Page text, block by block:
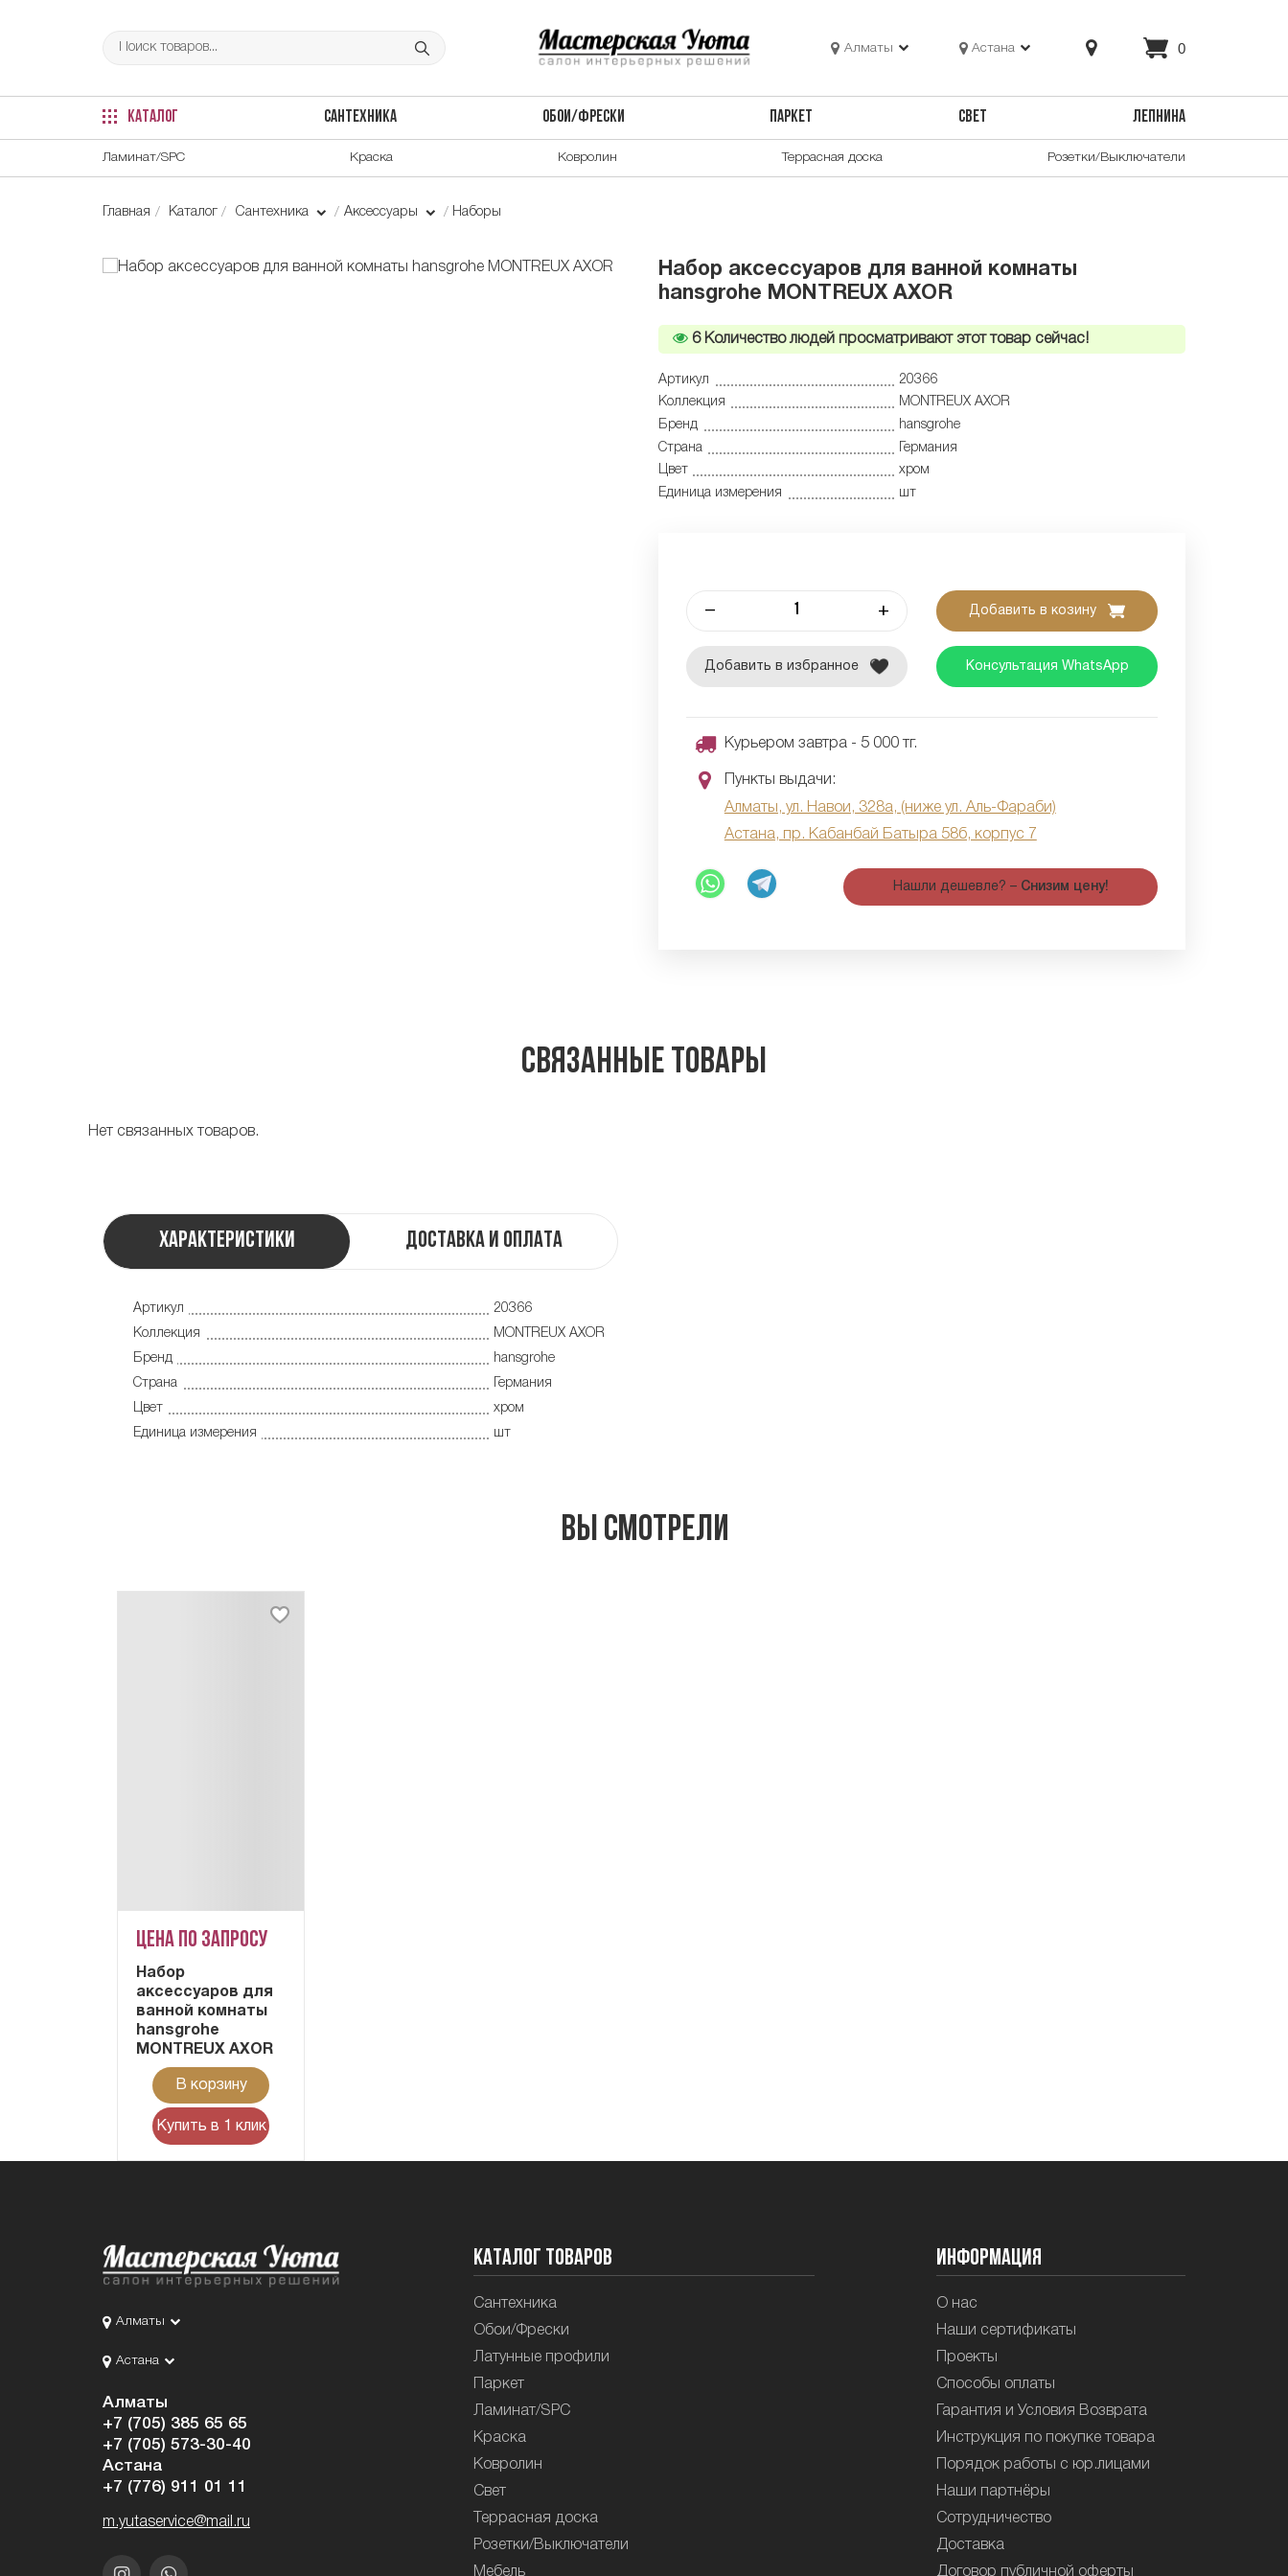
Алматы Астана 0
КАТАЛОГ САНТЕХНИКА ОБОИ/ФРЕСКИ ПАРКЕТ СВЕТ ЛЕПНИНА
Ламинат/SPC Краска Ковролин Террасная доска Розетки/Выключатели
Главная Каталог Сантехника Аксессуары Наборы
Набор аксессуаров для ванной комнаты
hansgrohe MONTREUX AXOR
6Количество людей просматривают этот товар сейчас!
Артикул
20366
Коллекция
MONTREUX AXOR
Бренд
hansgrohe
Страна
Германия
Цвет
хром
Единица измерения
шт
– + Добавить в козину
Добавить в избранное Консультация WhatsApp
Курьером завтра - 5 000 тг.
Пункты выдачи:
Алматы, ул. Навои, 328а, (ниже ул. Аль-Фараби)
Астана, пр. Кабанбай Батыра 58б, корпус 7
Нашли дешевле? – Снизим цену!
Связанные товары
Нет связанных товаров.
Характеристики Доставка и оплата
Артикул
20366
Коллекция
MONTREUX AXOR
Бренд
hansgrohe
Страна
Германия
Цвет
хром
Единица измерения
шт
Вы смотрели
Цена по запросу
Набор
аксессуаров для
ванной комнаты
hansgrohe
MONTREUX AXOR
В корзину
Купить в 1 клик
Алматы
Астана
Алматы
+7 (705) 385 65 65
+7 (705) 573-30-40
Астана
+7 (776) 911 01 11
m.yutaservice@mail.ru
Каталог товаров
Сантехника
Обои/Фрески
Латунные профили
Паркет
Ламинат/SPC
Краска
Ковролин
Свет
Террасная доска
Розетки/Выключатели
Мебель
Информация
О нас
Наши сертификаты
Проекты
Способы оплаты
Гарантия и Условия Возврата
Инструкция по покупке товара
Порядок работы с юр.лицами
Наши партнёры
Сотрудничество
Доставка
Договор публичной оферты